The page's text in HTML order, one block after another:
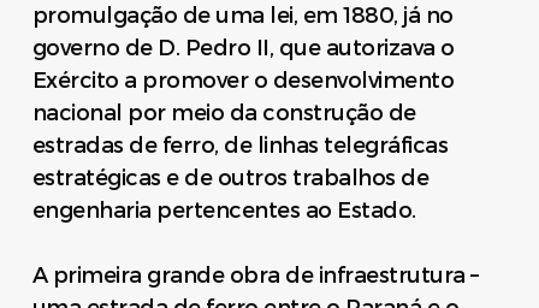
promulgação de uma lei, em 1880, já no
governo de D. Pedro II, que autorizava o
Exército a promover o desenvolvimento
nacional por meio da construção de
estradas de ferro, de linhas telegráficas
estratégicas e de outros trabalhos de
engenharia pertencentes ao Estado.
A primeira grande obra de infraestrutura –